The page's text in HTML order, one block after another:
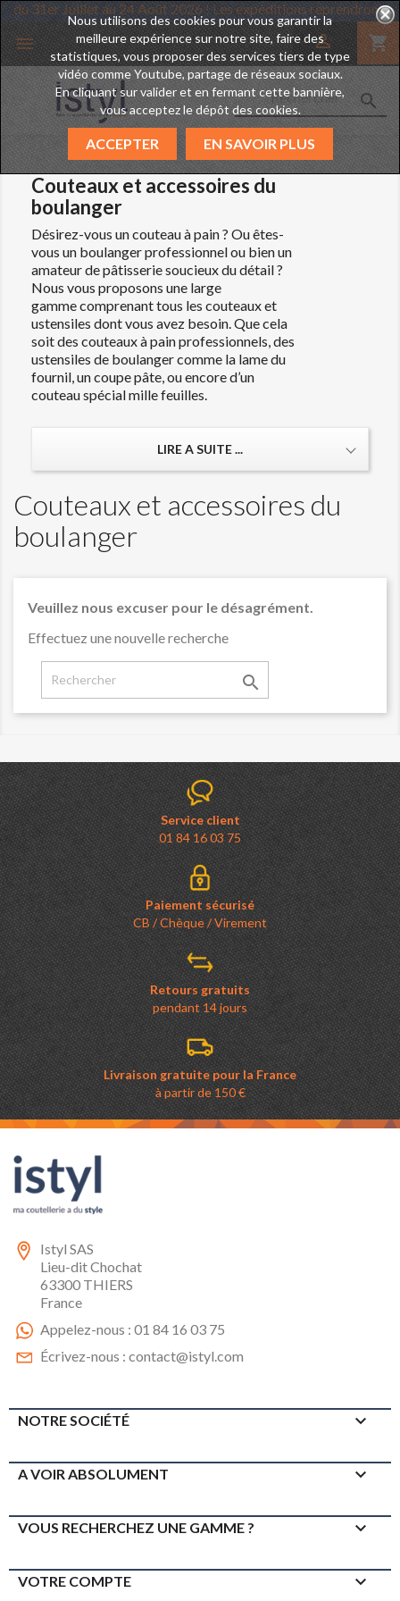
du 31er Juillet au 24 Août 2026 ! Les expéditions
 shopping_cart


Nous utilisons des cookies pour vous garantir la
meilleure expérience sur notre site, faire des
statistiques, vous proposer des services tiers de type
vidéo comme Youtube, partage de réseaux sociaux.
En cliquant sur valider et en fermant cette bannière,
vous acceptez le dépôt des cookies.
ACCEPTER EN SAVOIR PLUS
Couteaux et accessoires du
boulanger
Désirez-vous un couteau à pain ? Ou êtes-
vous un boulanger professionnel ou bien un
amateur de pâtisserie soucieux du détail ?
Nous vous proposons une large
gamme comprenant tous les couteaux et
ustensiles dont vous avez besoin. Que cela
soit des couteaux à pain professionnels, des
ustensiles de boulanger comme la lame du
fournil, un coupe pâte, ou encore d’un
couteau spécial mille feuilles.
LIRE A SUITE ...
Couteaux et accessoires du
boulanger
Veuillez nous excuser pour le désagrément.
Effectuez une nouvelle recherche

Service client
01 84 16 03 75
Paiement sécurisé
CB / Chèque / Virement
Retours gratuits
pendant 14 jours
Livraison gratuite pour la France
à partir de 150 €
Istyl SAS
Lieu-dit Chochat
63300 THIERS
France
Appelez-nous : 01 84 16 03 75
Écrivez-nous : contact@istyl.com
NOTRE SOCIÉTÉ 
A VOIR ABSOLUMENT 
VOUS RECHERCHEZ UNE GAMME ? 
VOTRE COMPTE 